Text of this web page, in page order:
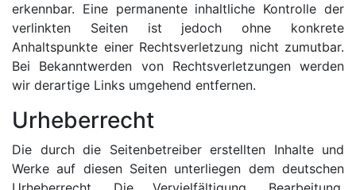
erkennbar. Eine permanente inhaltliche Kontrolle der
verlinkten Seiten ist jedoch ohne konkrete
Anhaltspunkte einer Rechtsverletzung nicht zumutbar.
Bei Bekanntwerden von Rechtsverletzungen werden
wir derartige Links umgehend entfernen.
Urheberrecht
Die durch die Seitenbetreiber erstellten Inhalte und
Werke auf diesen Seiten unterliegen dem deutschen